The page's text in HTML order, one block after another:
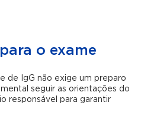
o exame
de IgG não exige um preparo
seguir as orientações do
responsável para garantir